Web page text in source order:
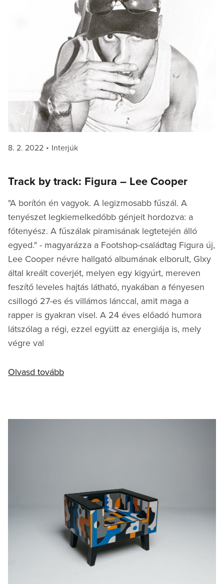
Posted
8. 2. 2022 Categories
Interjúk
Track by track: Figura – Lee Cooper
"A borítón én vagyok. A legizmosabb fűszál. A
tenyészet legkiemelkedőbb génjeit hordozva: a
főtenyész. A fűszálak piramisának legtetején álló
egyed." - magyarázza a Footshop-családtag Figura új,
Lee Cooper névre hallgató albumának elborult, Glxy
által kreált coverjét, melyen egy kigyúrt, mereven
feszítő leveles hajtás látható, nyakában a fényesen
csillogó 27-es és villámos lánccal, amit maga a
rapper is gyakran visel. A 24 éves előadó humora
látszólag a régi, ezzel együtt az energiája is, mely
végre val
Olvasd tovább